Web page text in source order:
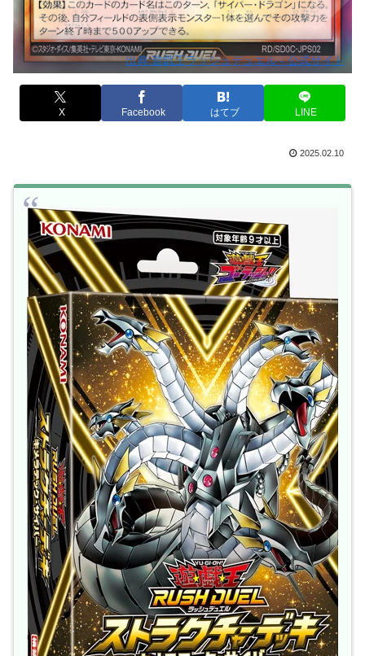
出典:遊戯王ラッシュデュエル - 公式サイト
X Facebook はてブ LINE
2025.02.10